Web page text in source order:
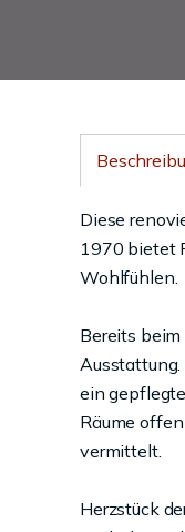
Diese
1970 bietet
Wohlfühlen.
Bereits
ein
Räume
vermittelt.
Herzstück